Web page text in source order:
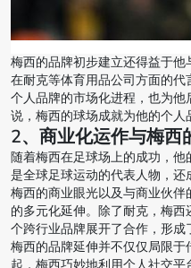
梅西的品牌初步建立还得益于
在耐克等体育用品公司方面的
个人品牌的市场化进程，也为
说，梅西的球场成就为他的个人
2、商业化运作与梅西
随着梅西在足球场上的成功，
是全球足球运动的代表人物，还
梅西的商业眼光以及与商业伙
的多元化延伸。除了耐克，梅
个跨行业品牌展开了合作，形成
梅西的品牌延伸并不仅仅局限